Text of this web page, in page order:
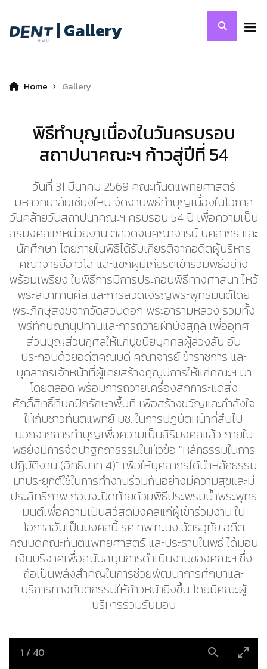
| Gallery
Home Gallery
พิธีทำบุญเนื่องในวันครบรอบ
สถาปนาคณะฯ ก้าวสู่ปีที่ 54
วันที่ 31 มีนาคม 2569 คณะทันตแพทยศาสตร์
มหาวิทยาลัยเชียงใหม่ จัดงานพิธีทำบุญเนื่องในโอกาส
วันคล้ายวันสถาปนาคณะฯ ครบรอบ 54 ปี เพื่อความเป็น
สิริมงคลแก่หน่วยงาน ตลอดจนคณาจารย์ บุคลากร และ
นักศึกษา โดยภายในพิธีได้รับเกียรติจากอดีตผู้บริหาร
คณาจารย์อาวุโส และแขกผู้มีเกียรติเข้าร่วมพิธีอย่าง
พร้อมเพรียง ในพิธีการมีการประกอบพิธีทางศาสนา ไหว้
พระสมาทานศีล และการสวดเจริญพระพุทธมนต์โดย
พระภิกษุสงฆ์จากวัดสวนดอก พระอารามหลวง รวมทั้ง
พิธีทักษิณานุปทานและการถวายผ้าบังสุกุล เพื่ออุทิศ
ส่วนบุญส่วนกุศลให้แก่ปูชนียบุคคลผู้ล่วงลับ อัน
ประกอบด้วยอดีตคณบดี คณาจารย์ ข้าราชการ และ
บุคลากรเจ้าหน้าที่ผู้เคยสร้างคุณูปการให้แก่คณะฯ มา
โดยตลอด พร้อมการถวายเครื่องสักการะแด่สิ่ง
ศักดิ์สิทธิ์ที่ปกปักรักษาพื้นที่ เพื่อสร้างขวัญและกำลังใจ
ให้กับชาวทันตแพทย์ มช. ในการปฏิบัติหน้าที่สืบไป
นอกจากการทำบุญเพื่อความเป็นสิริมงคลแล้ว ภายใน
พิธียังมีการจัดปาฐกถาธรรมในหัวข้อ "หลักธรรมในการ
ปฏิบัติงาน (อิทธิบาท 4)" เพื่อให้บุคลากรได้นำหลักธรรม
มาประยุกต์ใช้ในการทำงานร่วมกันอย่างมีความสุขและมี
ประสิทธิภาพ ก่อนจะปิดท้ายด้วยพิธีประพรมน้ำพระพุทธ
มนต์เพื่อความเป็นสวัสดิมงคลแก่ผู้เข้าร่วมงาน ใน
โอกาสอันเป็นมงคลนี้ รศ.ทพ.ทะนง ฉัตรอุทัย อดีต
คณบดีคณะทันตแพทยศาสตร์ และประธานในพิธี ได้มอบ
เงินบริจาคเพื่อสนับสนุนการดำเนินงานของคณะฯ ซึ่ง
ถือเป็นพลังสำคัญในการช่วยพัฒนาการศึกษาและ
บริการทางทันตกรรมให้ก้าวหน้ายิ่งขึ้น โดยมีคณะผู้
บริหารร่วมรับมอบ
1 / 40